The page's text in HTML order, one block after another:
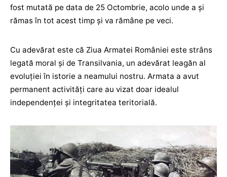
fost mutată pe data de 25 Octombrie, acolo unde a și
rămas în tot acest timp și va rămâne pe veci.
Cu adevărat este că Ziua Armatei României este strâns
legată moral și de Transilvania, un adevărat leagăn al
evoluției în istorie a neamului nostru. Armata a avut
permanent activități care au vizat doar idealul
independenței și integritatea teritorială.